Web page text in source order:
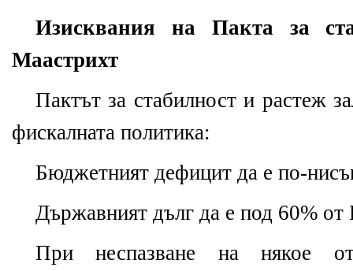
Изисквания на Пакта за
Маастрихт
Пактът за стабилност и растеж
фискалната политика:
Бюджетният дефицит да е по-
Държавният дълг да е под 60%
При неспазване на някое от